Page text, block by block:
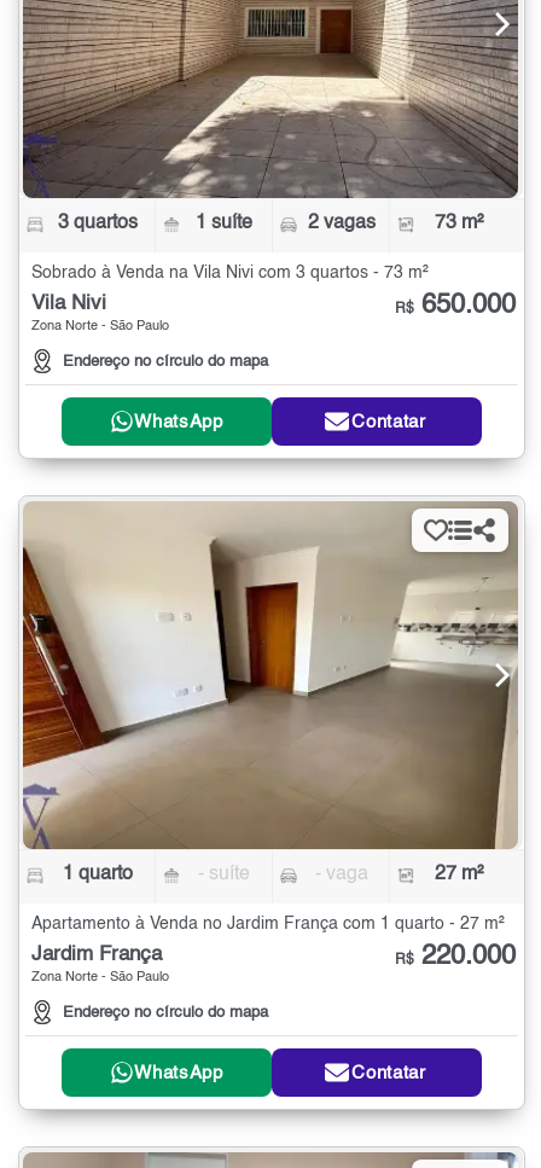
3 quartos 1 suíte 2 vagas 73 m²
Sobrado à Venda na Vila Nivi com 3 quartos - 73 m²
Vila Nivi
Zona Norte - São Paulo
Endereço no círculo do mapa
R$ 650.000
WhatsApp Contatar
1 quarto - suíte - vaga 27 m²
Apartamento à Venda no Jardim França com 1 quarto - 27 m²
Jardim França
Zona Norte - São Paulo
Endereço no círculo do mapa
R$ 220.000
WhatsApp Contatar